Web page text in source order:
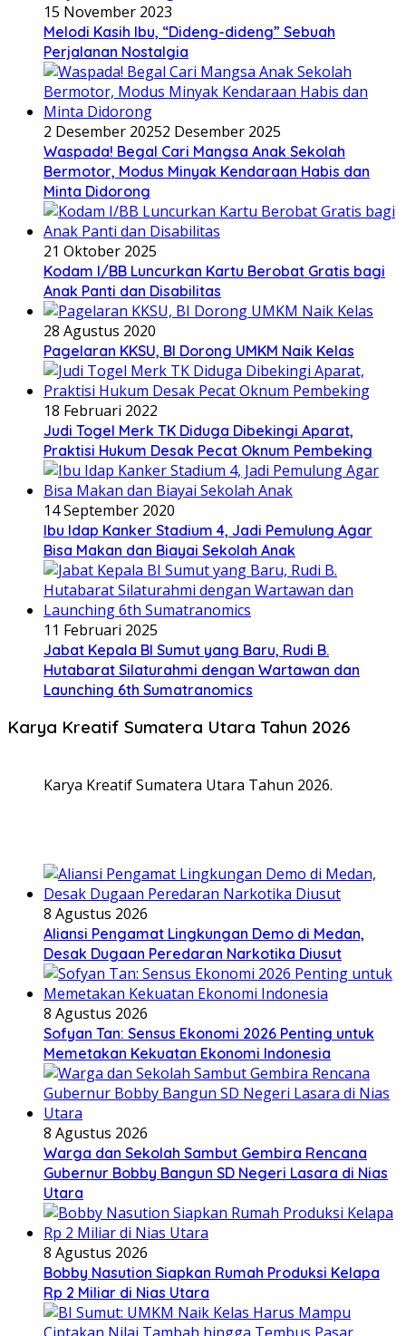
15 November 2023
Melodi Kasih Ibu, “Dideng-dideng” Sebuah
Perjalanan Nostalgia
2 Desember 20252 Desember 2025
Waspada! Begal Cari Mangsa Anak Sekolah
Bermotor, Modus Minyak Kendaraan Habis dan
Minta Didorong
21 Oktober 2025
Kodam I/BB Luncurkan Kartu Berobat Gratis bagi
Anak Panti dan Disabilitas
28 Agustus 2020
Pagelaran KKSU, BI Dorong UMKM Naik Kelas
18 Februari 2022
Judi Togel Merk TK Diduga Dibekingi Aparat,
Praktisi Hukum Desak Pecat Oknum Pembeking
14 September 2020
Ibu Idap Kanker Stadium 4, Jadi Pemulung Agar
Bisa Makan dan Biayai Sekolah Anak
11 Februari 2025
Jabat Kepala BI Sumut yang Baru, Rudi B.
Hutabarat Silaturahmi dengan Wartawan dan
Launching 6th Sumatranomics
Karya Kreatif Sumatera Utara Tahun 2026
Karya Kreatif Sumatera Utara Tahun 2026.
8 Agustus 2026
Aliansi Pengamat Lingkungan Demo di Medan,
Desak Dugaan Peredaran Narkotika Diusut
8 Agustus 2026
Sofyan Tan: Sensus Ekonomi 2026 Penting untuk
Memetakan Kekuatan Ekonomi Indonesia
8 Agustus 2026
Warga dan Sekolah Sambut Gembira Rencana
Gubernur Bobby Bangun SD Negeri Lasara di Nias
Utara
8 Agustus 2026
Bobby Nasution Siapkan Rumah Produksi Kelapa
Rp 2 Miliar di Nias Utara